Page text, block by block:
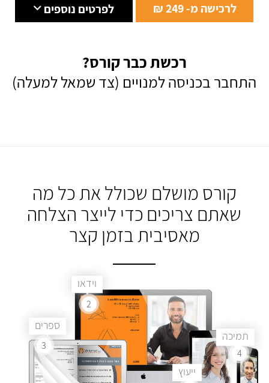
לרכישה מ- 249 ₪ לפרטים נוספים
רכשת כבר קורס?
התחבר בכניסה למנויים (צד שמאל למעלה)
קורס מושלם שכולל את כל מה
שאתם צריכים כדי לייצר הצלחה
מאסיבית בזמן קצר
ייעוץ
וידאו
2
ספרים
3
תמיכה
4